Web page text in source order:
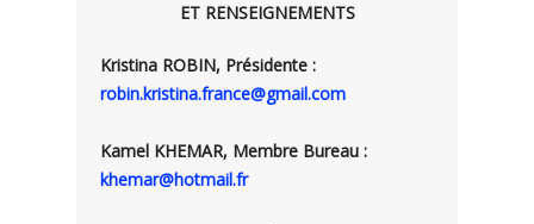
ET RENSEIGNEMENTS
Kristina ROBIN, Présidente :
robin.kristina.france@gmail.com
Kamel KHEMAR, Membre Bureau :
khemar@hotmail.fr